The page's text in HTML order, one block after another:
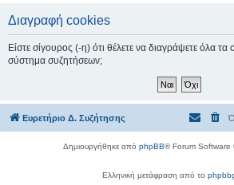
Διαγραφή cookies
Είστε σίγουρος (-η) ότι θέλετε να διαγράψετε όλα
σύστημα συζητήσεων;
Ευρετήριο Δ. Συζήτησης
Δημιουργήθηκε από phpBB® Forum Software
Ελληνική μετάφραση από το